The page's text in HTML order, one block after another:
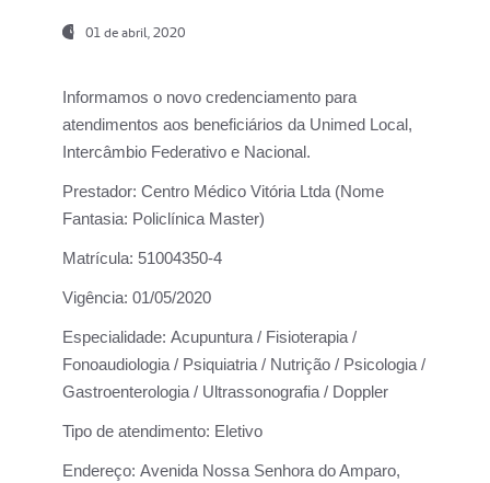
01 de abril, 2020
Informamos o novo credenciamento para
atendimentos aos beneficiários da Unimed Local,
Intercâmbio Federativo e Nacional.
Prestador: Centro Médico Vitória Ltda (Nome
Fantasia: Policlínica Master)
Matrícula: 51004350-4
Vigência: 01/05/2020
Especialidade: Acupuntura / Fisioterapia /
Fonoaudiologia / Psiquiatria / Nutrição / Psicologia /
Gastroenterologia / Ultrassonografia / Doppler
Tipo de atendimento: Eletivo
Endereço: Avenida Nossa Senhora do Amparo,